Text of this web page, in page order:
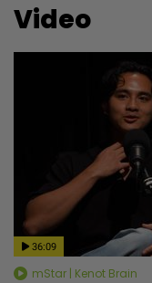
Video
36:09
mStar | Kenot Brain